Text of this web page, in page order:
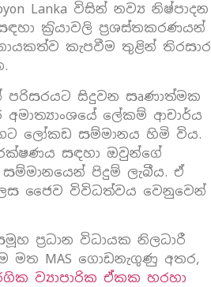
Lanka විසින් නව්‍ය නිෂ්පාදන
ක‍්‍රියාවලි ප‍්‍රශස්තකරණයන්
කැපවීම තුළින් තිරසාර
පරිසරයට සිදුවන සෘණාත්මක
ලේකම් ආචාර්ය
හට ලෝකඩ සම්මානය හිමි විය.
සඳහා ඔවුන්ගේ
පිදුම් ලැබීය. ඒ
ජෛව විවිධත්වය වෙනුවෙන්
ප‍්‍රධාන විධායක නිලධාරී
මත MAS ගොඩනැගුණු අතර,
ව්‍යාපාරික ඒකක හරහා